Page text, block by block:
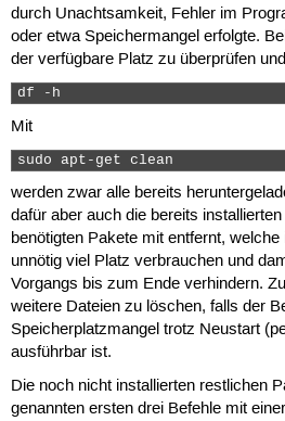
durch Unachtsamkeit, Fehler im
oder etwa Speichermangel erfolgte.
der verfügbare Platz zu überprüfen
df -h
Mit
sudo apt-get clean
werden zwar alle bereits
dafür aber auch die bereits
benötigten Pakete mit entfernt,
unnötig viel Platz verbrauchen und
Vorgangs bis zum Ende verhindern.
weitere Dateien zu löschen, falls der
Speicherplatzmangel trotz Neustart
ausführbar ist.
Die noch nicht installierten restlichen
genannten ersten drei Befehle mit